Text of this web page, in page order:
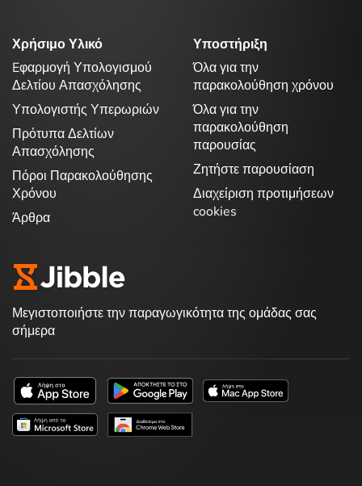
Χρήσιμο Υλικό
Eφαρμογή Υπολογισμού
Δελτίου Απασχόλησης
Υπολογιστής Υπερωριών
Πρότυπα Δελτίων
Απασχόλησης
Πόροι Παρακολούθησης
Χρόνου
Άρθρα
Υποστήριξη
Όλα για την
παρακολούθηση χρόνου
Όλα για την
παρακολούθηση
παρουσίας
Ζητήστε παρουσίαση
Διαχείριση προτιμήσεων
cookies
Μεγιστοποιήστε την παραγωγικότητα της ομάδας σας
σήμερα